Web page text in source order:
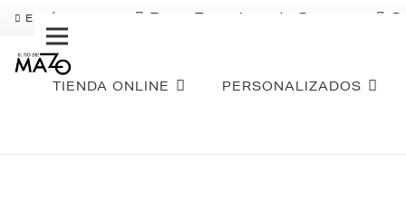
ENVÍO GRATIS Pago Fraccionado Sequra
TIENDA ONLINE PERSONALIZADOS